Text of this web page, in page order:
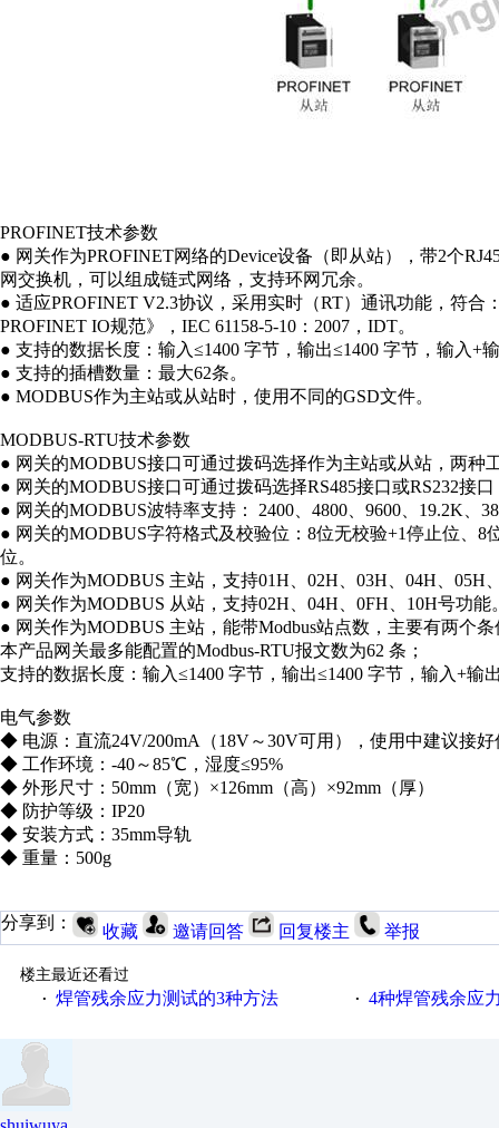
PROFINET技术参数
● 网关作为PROFINET网络的Device设备（即从站），带2个
网交换机，可以组成链式网络，支持环网冗余。
● 适应PROFINET V2.3协议，采用实时（RT）通讯功能，符合
PROFINET IO规范》，IEC 61158-5-10：2007，IDT。
● 支持的数据长度：输入≤1400 字节，输出≤1400 字节，输入+
● 支持的插槽数量：最大62条。
● MODBUS作为主站或从站时，使用不同的GSD文件。
MODBUS-RTU技术参数
● 网关的MODBUS接口可通过拨码选择作为主站或从站，两种
● 网关的MODBUS接口可通过拨码选择RS485接口或RS232接
● 网关的MODBUS波特率支持： 2400、4800、9600、19.2K、
● 网关的MODBUS字符格式及校验位：8位无校验+1停止位、
位。
● 网关作为MODBUS 主站，支持01H、02H、03H、04H、05H
● 网关作为MODBUS 从站，支持02H、04H、0FH、10H号功能
● 网关作为MODBUS 主站，能带Modbus站点数，主要有两个
本产品网关最多能配置的Modbus-RTU报文数为62 条；
支持的数据长度：输入≤1400 字节，输出≤1400 字节，输入+输
电气参数
◆ 电源：直流24V/200mA（18V～30V可用），使用中建议接好
◆ 工作环境：-40～85℃，湿度≤95%
◆ 外形尺寸：50mm（宽）×126mm（高）×92mm（厚）
◆ 防护等级：IP20
◆ 安装方式：35mm导轨
◆ 重量：500g
分享到： 收藏 邀请回答 回复楼主 举报
楼主最近还看过
· 焊管残余应力测试的3种方法 · 4种焊管残余应